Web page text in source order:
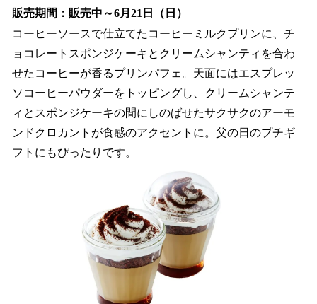
販売期間：販売中～6月21日（日）
コーヒーソースで仕立てたコーヒーミルクプリンに、チ
ョコレートスポンジケーキとクリームシャンティを合わ
せたコーヒーが香るプリンパフェ。天面にはエスプレッ
ソコーヒーパウダーをトッピングし、クリームシャンテ
ィとスポンジケーキの間にしのばせたサクサクのアーモ
ンドクロカントが食感のアクセントに。父の日のプチギ
フトにもぴったりです。